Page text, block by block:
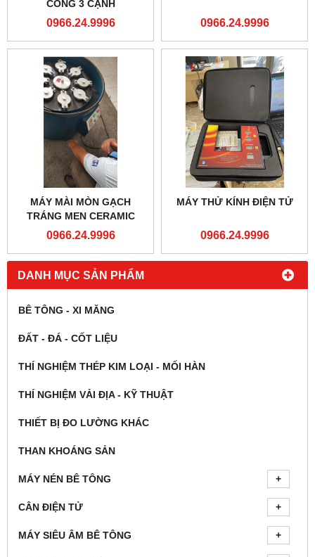
DANH MỤC SẢN PHẨM
BÊ TÔNG - XI MĂNG
ĐẤT - ĐÁ - CỐT LIỆU
THÍ NGHIỆM THÉP KIM LOẠI - MỐI HÀN
THÍ NGHIỆM VẢI ĐỊA - KỸ THUẬT
THIẾT BỊ ĐO LƯỜNG KHÁC
THAN KHOÁNG SẢN
MÁY NÉN BÊ TÔNG
CÂN ĐIỆN TỬ
MÁY SIÊU ÂM BÊ TÔNG
CỐNG 3 CẠNH
0966.24.9996 0966.24.9996
MÁY MÀI MÒN GẠCH
TRÁNG MEN CERAMIC
0966.24.9996
MÁY THỬ KÍNH ĐIỆN TỬ
0966.24.9996